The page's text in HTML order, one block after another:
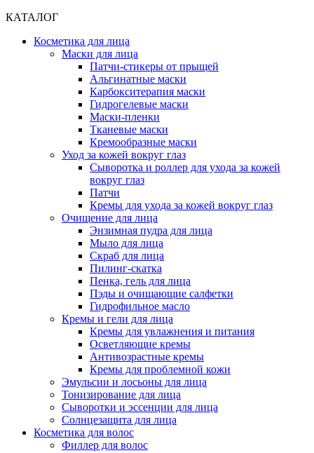
КАТАЛОГ
Косметика для лица
Маски для лица
Патчи-стикеры от прыщей
Альгинатные маски
Карбокситерапия маски
Гидрогелевые маски
Маски-пленки
Тканевые маски
Кремообразные маски
Уход за кожей вокруг глаз
Сыворотка и роллер для ухода за кожей
вокруг глаз
Патчи
Кремы для ухода за кожей вокруг глаз
Очищение для лица
Энзимная пудра для лица
Мыло для лица
Скраб для лица
Пилинг-скатка
Пенка, гель для лица
Пэды и очищающие салфетки
Гидрофильное масло
Кремы и гели для лица
Кремы для увлажнения и питания
Осветляющие кремы
Антивозрастные кремы
Кремы для проблемной кожи
Эмульсии и лосьоны для лица
Тонизирование для лица
Сыворотки и эссенции для лица
Солнцезащита для лица
Косметика для волос
Филлер для волос